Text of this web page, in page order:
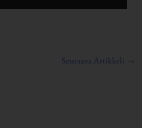
Seuraava Artikkeli →